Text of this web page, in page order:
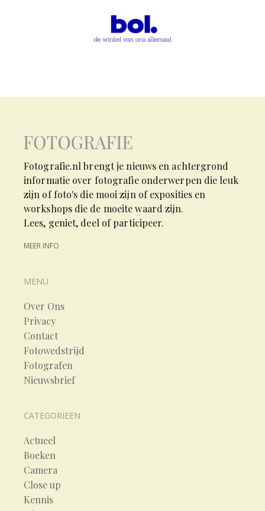
Fotografie.nl brengt je nieuws en achtergrond
informatie over fotografie onderwerpen die leuk
zijn of foto's die mooi zijn of exposities en
workshops die de moeite waard zijn.
Lees, geniet, deel of participeer.
MEER INFO
MENU
Over Ons
Privacy
Contact
Fotowedstrijd
Fotografen
Nieuwsbrief
CATEGORIEEN
Actueel
Boeken
Camera
Close up
Kennis